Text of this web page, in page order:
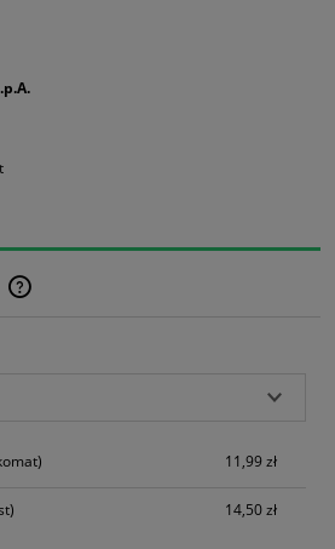
kosztów płatności
11,99 zł
14,50 zł